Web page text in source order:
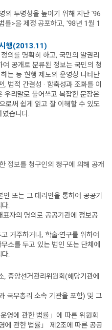
의 투명성을 높이기 위해 지난 '96
률>을 제정·공포하고, '98년 1월 1
행(2013.11)
의를 명확히 하고, 국민의 알권리
공개로 분류된 정보는 국민의 청
는 등 현행 제도의 운영상 나타난
법적 간결성 · 함축성과 조화를 이
우리말로 풀어쓰고 복잡한 문장은
로써 쉽게 읽고 잘 이해할 수 있도
습니다.
정보를 청구인의 청구에 의해 공개
또는 그 대리인을 통하여 공공기
.
자의 명의로 공공기관에 정보공
거주하거나, 학술·연구를 위하여
소를 두고 있는 법인 또는 단체에
.
, 중앙선거관리위원회(해당기관에
국무총리 소속 기관을 포함) 및 그
영에 관한 법률」에 따른 위원회
에 관한 법률」 제2조에 따른 공공